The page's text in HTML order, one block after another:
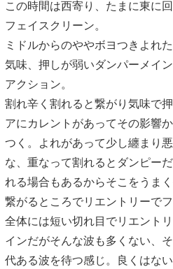
この時間は西寄り、たまに東に
フェイスクリーン。
ミドルからのややボヨつきよれ
気味、押しが弱いダンパーメイ
アクション。
割れ辛く割れると繋がり気味で
アにカレントがあってその影響
つく。よれがあって少し纏まり
な、重なって割れるとダンピー
れる場合もあるからそこをうま
繋がるところでリエントリーでフ
全体には短い切れ目でリエント
インだがそんな波も多くない、
代ある波を待つ感じ。良くはな